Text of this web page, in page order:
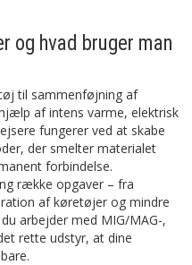
og hvad bruger man
til sammenføjning af
af intens varme, elektrisk
fungerer ved at skabe
der smelter materialet
forbindelse.
række opgaver – fra
af køretøjer og mindre
arbejder med MIG/MAG-,
rette udstyr, at dine